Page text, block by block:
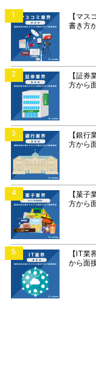
1
【マス
書き方
2
【証券
方から
3
【銀行
方から
4
【菓子
方から
5
【IT業
から面